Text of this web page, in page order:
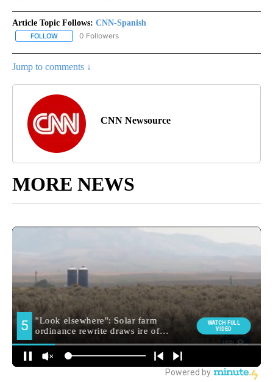
Article Topic Follows: CNN-Spanish
FOLLOW FOLLOW "CNN-SPANISH" TO RECEIVE NOTIFICATIONS ABOUT
0 Followers
Jump to comments ↓
CNN Newsource
MORE NEWS